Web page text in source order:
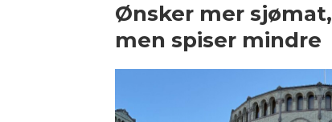
Ønsker mer sjømat,
men spiser mindre